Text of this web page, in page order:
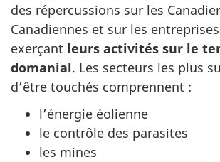
des répercussions sur les
Canadiennes et sur les
exerçant leurs activités sur le
domanial. Les secteurs les plus
d’être touchés comprennent :
l’énergie éolienne
le contrôle des parasites
les mines